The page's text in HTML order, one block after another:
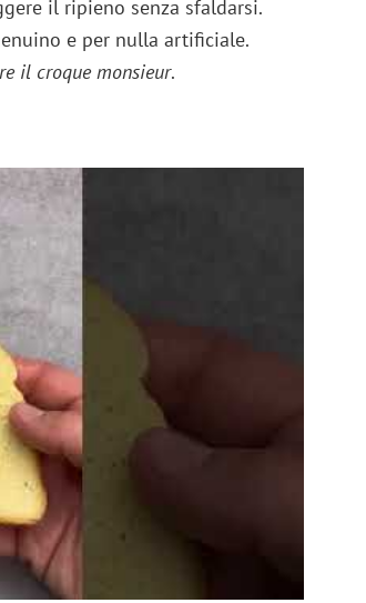
il ripieno senza sfaldarsi.
e per nulla artificiale.
il croque monsieur.